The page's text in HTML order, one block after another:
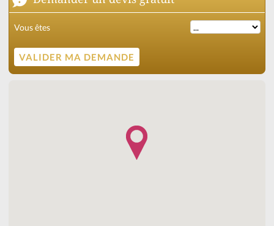
Vous êtes